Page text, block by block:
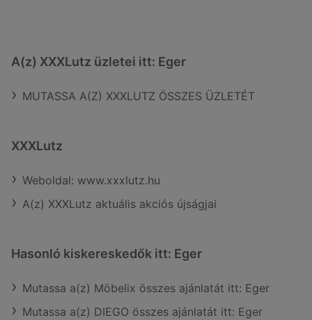
A(z) XXXLutz üzletei itt: Eger
MUTASSA A(Z) XXXLUTZ ÖSSZES ÜZLETÉT
XXXLutz
Weboldal: www.xxxlutz.hu
A(z) XXXLutz aktuális akciós újságjai
Hasonló kiskereskedők itt: Eger
Mutassa a(z) Möbelix összes ajánlatát itt: Eger
Mutassa a(z) DIEGO összes ajánlatát itt: Eger